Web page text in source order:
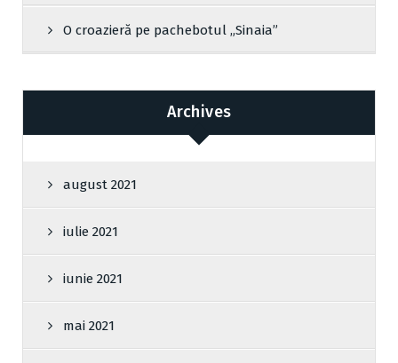
O croazieră pe pachebotul „Sinaia”
Archives
august 2021
iulie 2021
iunie 2021
mai 2021